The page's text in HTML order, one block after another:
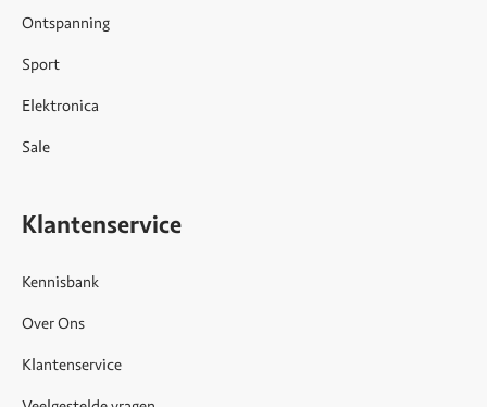
Ontspanning
Sport
Elektronica
Sale
Klantenservice
Kennisbank
Over Ons
Klantenservice